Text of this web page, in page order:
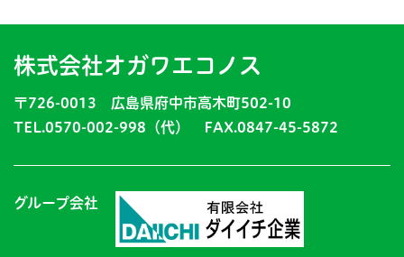
株式会社オガワエコノス
〒726-0013 広島県府中市高木町502-10
TEL.0570-002-998（代） FAX.0847-45-5872
グループ会社